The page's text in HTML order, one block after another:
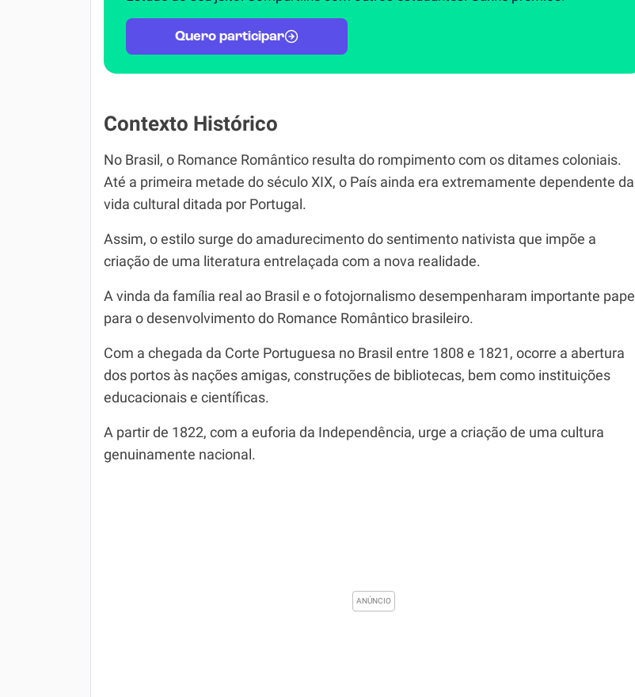
Quero participar
Contexto Histórico
No Brasil, o Romance Romântico resulta do rompimento com os ditames coloniais.
Até a primeira metade do século XIX, o País ainda era extremamente dependente da
vida cultural ditada por Portugal.
Assim, o estilo surge do amadurecimento do sentimento nativista que impõe a
criação de uma literatura entrelaçada com a nova realidade.
A vinda da família real ao Brasil e o fotojornalismo desempenharam importante papel
para o desenvolvimento do Romance Romântico brasileiro.
Com a chegada da Corte Portuguesa no Brasil entre 1808 e 1821, ocorre a abertura
dos portos às nações amigas, construções de bibliotecas, bem como instituições
educacionais e científicas.
A partir de 1822, com a euforia da Independência, urge a criação de uma cultura
genuinamente nacional.